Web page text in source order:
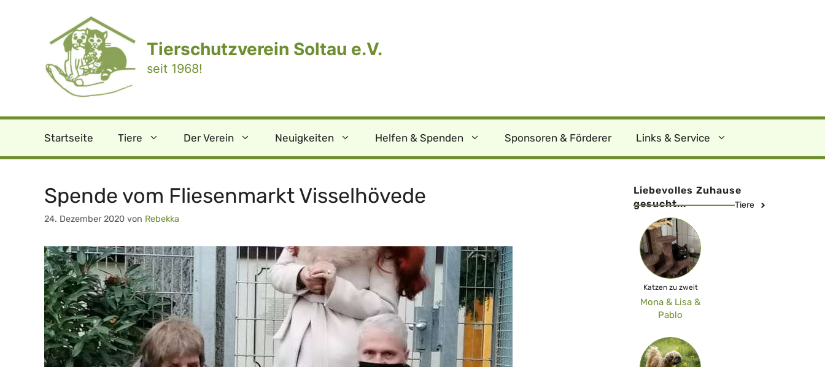
Tierschutzverein Soltau e.V.
seit 1968!
Startseite Tiere Der Verein Neuigkeiten Helfen & Spenden Sponsoren & Förderer Links & Service
Spende vom Fliesenmarkt Visselhövede
24. Dezember 2020 von Rebekka
Liebevolles Zuhause
gesucht...
Tiere
Katzen zu zweit
Mona & Lisa &
Pablo